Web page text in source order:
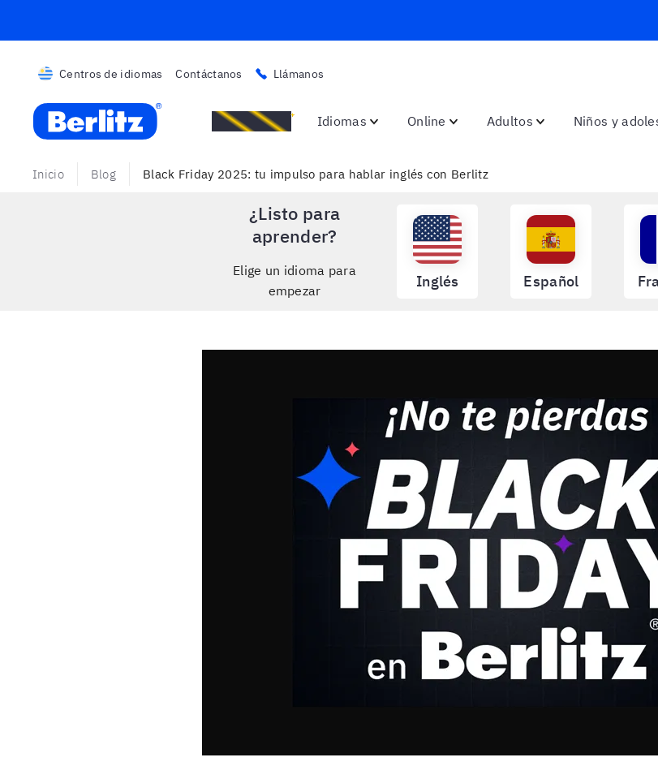
Centros de idiomas Contáctanos Llámanos
Berlitz Uruguay
Promociones Idiomas Online Adultos Niños y
Inicio Blog Black Friday 2025: tu impulso para hablar inglés con Berlitz
¿Listo para
aprender?
Elige un idioma para
empezar
Inglés Español